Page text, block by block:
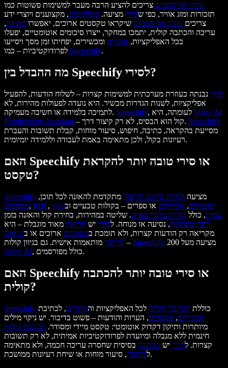
עוזרי קול חכמים צריכים להציע הרבה מעבר למשימות פשוטות כמו
תזכורות ומזג אוויר, כפי שסירי מציעה. סטודנטים, מקצוענים ויוצרי ידע
צריכים עוזרי קול חכמים שיקראו טקסטים ארוכים, יאפשרו כתיבה,
עריכה והכתבה קולית, יתמכו במחקר, ייצרו סיכומים אוטומטיים, יפעלו
בכל האפליקציות, אתרים ומכשירים, יפחיתו זמן מסך ויסייעו
Speechify.
מה ההבדל בין Speechify לסירי?
סירי נבנתה כעוזרת מערכתית למשימות קצרות – לשלוח הודעות, להפעיל
אפליקציות, לשנות הגדרות מכשיר. היא נועדה לפעולות מהירות, לא
לתמיכה בלמידה או חשיבה מעמיקה. Speechify
Voice AI
Productivity Assistant
– קול הוא הבסיס, לא רק קיצור דרך. Speechify
מסייעת בהקראה, כתיבה, חיפוש, סיעור מוחות, קבלת תשובות והעברת
רעיונות בקול, ולכן מתאימה באמת לעבודה וללמידה יומיומית.
האם Speechify או סירי טובה יותר להקראת
טקסט?
Speechify מציעה המרת טקסט לדיבור מתקדמת להאזנה לכל תוכן,
מסמכים, PDF, מאמרים, אימיילים או ספרים – בקולות טבעיים וב
60+
שפות, כולל קולות סלבריטאים. שליטה במהירות, בחירת קול והאזנה בזמן
ריבוי משימות, נסיעה או מנוחה. לסירי יש קריאה מאוד מוגבלת – היא
מקריאה רק הודעות קצרות, ולא תומכת במסמכים ארוכים או בזרימות
קריאה מותאמות אישית. גם בגיוון קולות – Speechify
מציעה מעל 200
קולות AI
, כולל מפורסמים.
האם Speechify או סירי טובה יותר להכתבה
קולית?
Speechify כוללת הכתבה קולית לכל האפליקציות והאתרים, לכתיבת
אימיילים, מסמכים, הערות והודעות – פשוט בדיבור. יש ניקוי מילים
מיותרות ותיקון דקדוק אוטומטי: טקסט מיידי ומסודר. הכתבה קולית
חינמית ללא מגבלה ומיועדת לפרודוקטיביות אמיתית, לא רק תשובות
קצרות. לסירי יש הכתבה בסיסית שחסרה עריכה חכמה, ולא מתאימה
לכתיבה , סיעור מוחות או שיחת רעיונות ממושכת.